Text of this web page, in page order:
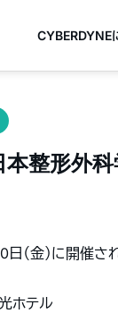
CYBERDYNE
本整形外
日（金）に開催
ホテル